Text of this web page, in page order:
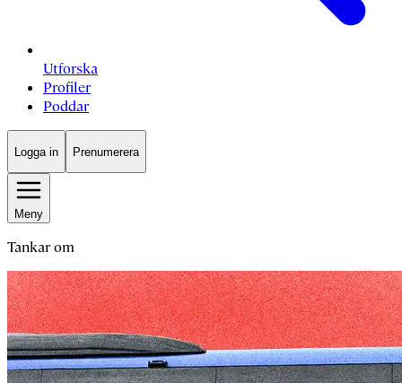
Utforska
Profiler
Poddar
Logga in Prenumerera
Meny
Tankar om